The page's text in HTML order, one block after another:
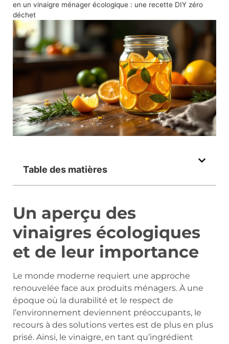
en un vinaigre ménager écologique : une recette DIY zéro
déchet
Table des matières
Un aperçu des
vinaigres écologiques
et de leur importance
Le monde moderne requiert une approche
renouvelée face aux produits ménagers. À une
époque où la durabilité et le respect de
l’environnement deviennent préoccupants, le
recours à des solutions vertes est de plus en plus
prisé. Ainsi, le vinaigre, en tant qu’ingrédient